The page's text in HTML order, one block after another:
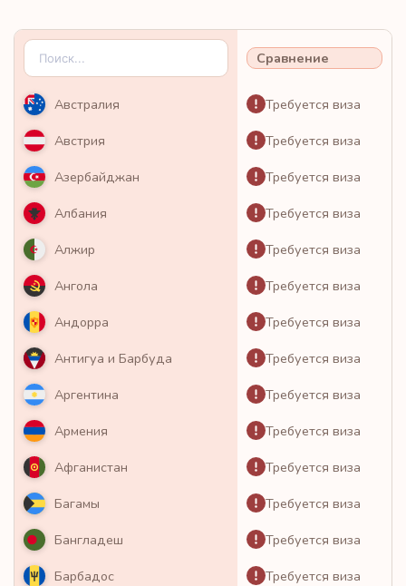
Сравнение
Австралия Требуется виза
Австрия Требуется виза
Азербайджан Требуется виза
Албания Требуется виза
Алжир Требуется виза
Ангола Требуется виза
Андорра Требуется виза
Антигуа и Барбуда Требуется виза
Аргентина Требуется виза
Армения Требуется виза
Афганистан Требуется виза
Багамы Требуется виза
Бангладеш Требуется виза
Барбадос Требуется виза